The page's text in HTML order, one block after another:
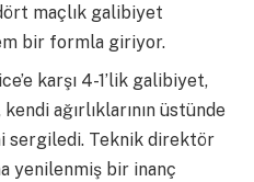
maçlık galibiyet
bir formla giriyor.
karşı 4-1’lik galibiyet,
ağırlıklarının üstünde
sergiledi. Teknik direktör
yenilenmiş bir inanç